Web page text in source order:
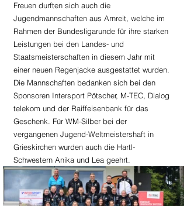
Freuen durften sich auch die
Jugendmannschaften aus Arnreit, welche im
Rahmen der Bundesligarunde für ihre starken
Leistungen bei den Landes- und
Staatsmeisterschaften in diesem Jahr mit
einer neuen Regenjacke ausgestattet wurden.
Die Mannschaften bedanken sich bei den
Sponsoren Intersport Pötscher, M-TEC, Dialog
telekom und der Raiffeisenbank für das
Geschenk. Für WM-Silber bei der
vergangenen Jugend-Weltmeistershaft in
Grieskirchen wurden auch die Hartl-
Schwestern Anika und Lea geehrt.